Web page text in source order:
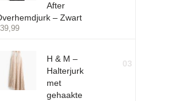
After
– Zwart
39,99
H & M –
Halterjurk
met
gehaakte
03